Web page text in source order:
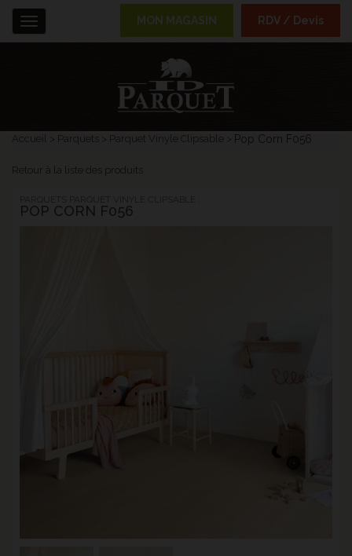
Accueil Parquets Parquet Vinyle Clipsable Pop Corn F056
Retour à la liste des produits
POP CORN F056
Menu MON MAGASIN RDV / Devis